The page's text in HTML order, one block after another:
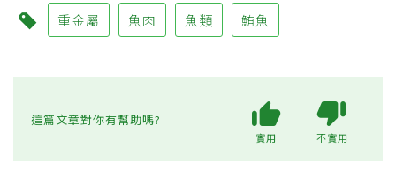
重金屬 魚肉 魚類 鮪魚
這篇文章對你有幫助嗎?
實用 不實用